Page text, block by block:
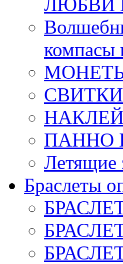
компасы
ПАННО
Летящие
Браслеты